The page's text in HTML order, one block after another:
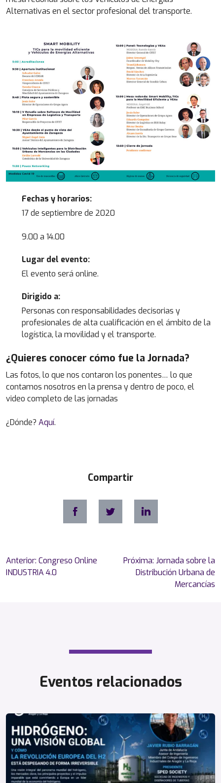
Alternativas en el sector profesional del transporte.
Fechas y horarios:
17 de septiembre de 2020
9.00 a 14.00
Lugar del evento:
El evento será online.
Dirigido a:
Personas con responsabilidades decisorias y
profesionales de alta cualificación en el ámbito de la
logística, la movilidad y el transporte.
¿Quieres conocer cómo fue la Jornada?
Las fotos, lo que nos contaron los ponentes… lo que
contamos nosotros en la prensa y dentro de poco, el
video completo de las jornadas
¿Dónde? Aquí.
Compartir
Navegación
de
Anterior: Congreso Online
INDUSTRIA 4.0
Próxima: Jornada sobre la
Distribución Urbana de
Mercancías
Eventos relacionados